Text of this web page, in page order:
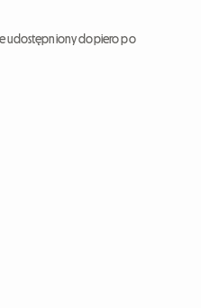
udostępniony dopiero po